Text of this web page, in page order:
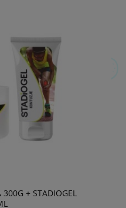
+ STADIOGEL